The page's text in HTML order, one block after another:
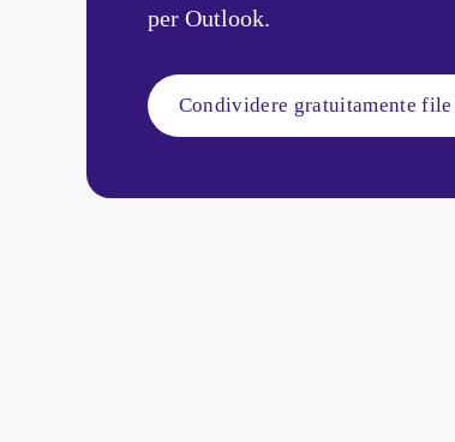
per Outlook.
Condividere gratuitamente